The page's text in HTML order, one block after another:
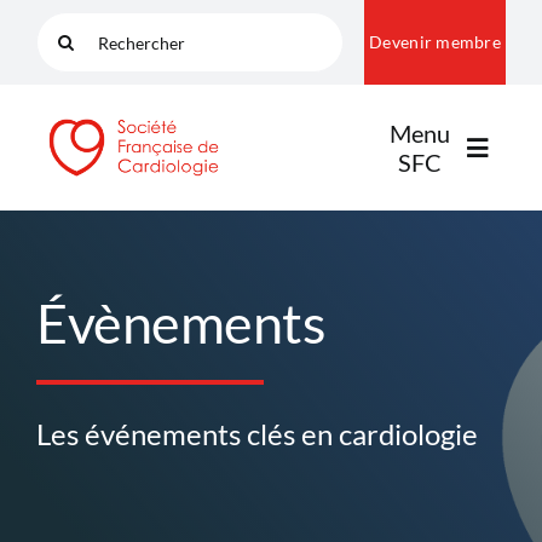
Rechercher: Devenir membre
Menu
SFC
PUBLICATIONS
Évènements
Les événements clés en cardiologie